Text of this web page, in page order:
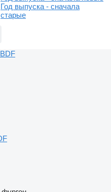
Год выпуска - сначала
старые